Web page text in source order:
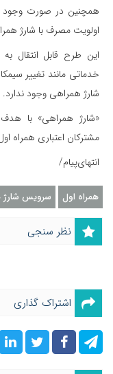
همچنین در صورت وجود
اولویت مصرف با شارژ
این طرح قابل انتقال
خدماتی مانند تغییر
شارژ همراهی وجود ندارد.
«شارژ همراهی» با
مشترکان اعتباری همراه
انتهای‌پیام/
همراه اول سرویس شارژ
نظر سنجی
اشتراک گذاری